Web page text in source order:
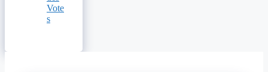
Vote
s